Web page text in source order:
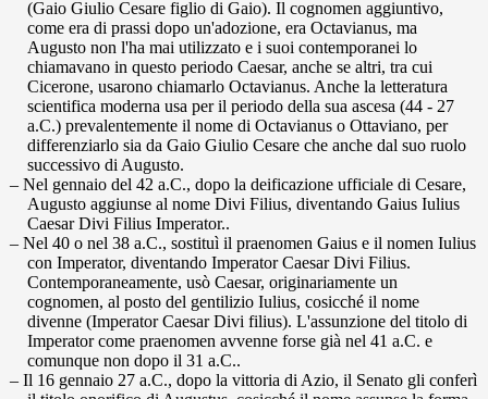
(Gaio Giulio Cesare figlio di Gaio). Il cognomen aggiuntivo,
come era di prassi dopo un'adozione, era Octavianus, ma
Augusto non l'ha mai utilizzato e i suoi contemporanei lo
chiamavano in questo periodo Caesar, anche se altri, tra cui
Cicerone, usarono chiamarlo Octavianus. Anche la letteratura
scientifica moderna usa per il periodo della sua ascesa (44 - 27
a.C.) prevalentemente il nome di Octavianus o Ottaviano, per
differenziarlo sia da Gaio Giulio Cesare che anche dal suo ruolo
successivo di Augusto.
Nel gennaio del 42 a.C., dopo la deificazione ufficiale di Cesare,
Augusto aggiunse al nome Divi Filius, diventando Gaius Iulius
Caesar Divi Filius Imperator..
Nel 40 o nel 38 a.C., sostituì il praenomen Gaius e il nomen Iulius
con Imperator, diventando Imperator Caesar Divi Filius.
Contemporaneamente, usò Caesar, originariamente un
cognomen, al posto del gentilizio Iulius, cosicché il nome
divenne (Imperator Caesar Divi filius). L'assunzione del titolo di
Imperator come praenomen avvenne forse già nel 41 a.C. e
comunque non dopo il 31 a.C..
Il 16 gennaio 27 a.C., dopo la vittoria di Azio, il Senato gli conferì